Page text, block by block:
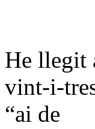
He llegit
vint-i-
“ai de